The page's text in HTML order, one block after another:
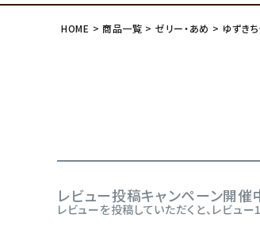
ご飯のおとも(佃煮)
HOME 商品一覧 ゼリー・あめ ゆずき
レビュー投稿キャンペーン開催
レビューを投稿していただくと、レビュ